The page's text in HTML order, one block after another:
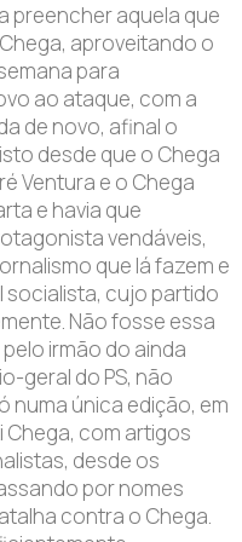
preencher aquela que
Chega, aproveitando o
para
ao ataque, com a
de novo, afinal o
desde que o Chega
Ventura e o Chega
e havia que
vendáveis,
que lá fazem e
socialista, cujo partido
Não fosse essa
irmão do ainda
geral do PS, não
numa única edição, em
com artigos
desde os
por nomes
contra o Chega.